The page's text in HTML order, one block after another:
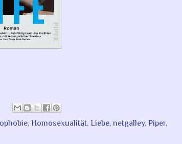
, Homosexualität, Liebe,netgalley, Piper,